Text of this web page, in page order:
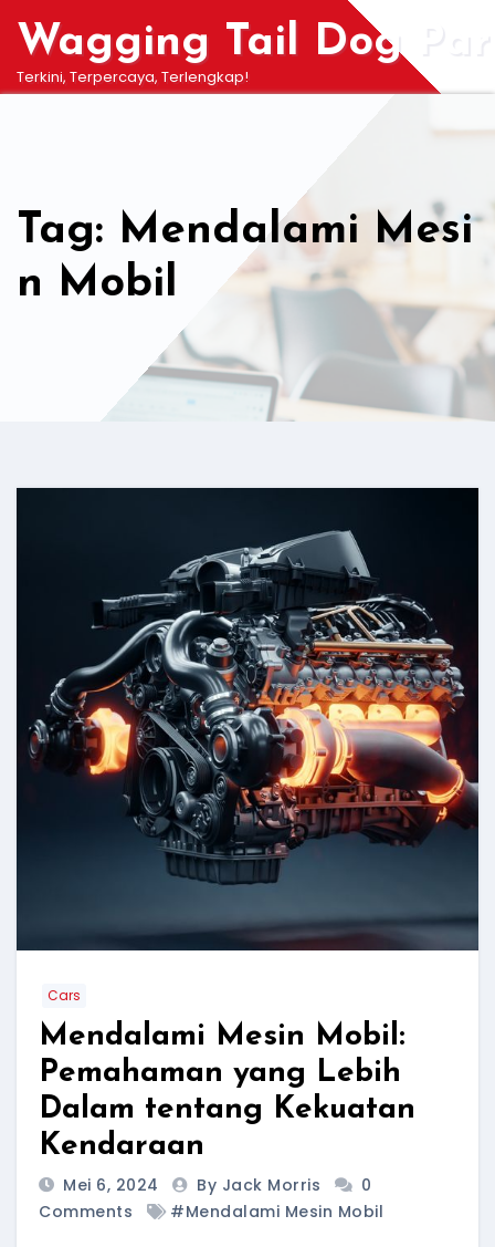
content
Wagging Tail Dog
Terkini, Terpercaya, Terlengkap!
Tag: Mendalami Mesi
n Mobil
Cars
Mendalami Mesin Mobil:
Pemahaman yang Lebih
Dalam tentang Kekuatan
Kendaraan
Mei 6, 2024 By Jack Morris
0
Comments
#Mendalami Mesin Mobil